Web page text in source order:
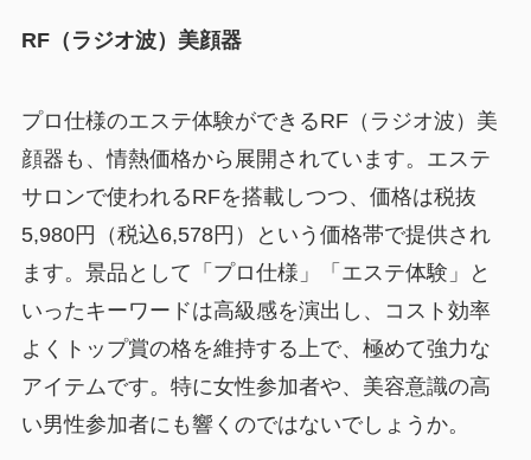
RF（ラジオ波）美顔器
プロ仕様のエステ体験ができるRF（ラジオ波）美
顔器も、情熱価格から展開されています。エステ
サロンで使われるRFを搭載しつつ、価格は税抜
5,980円（税込6,578円）という価格帯で提供され
ます。景品として「プロ仕様」「エステ体験」と
いったキーワードは高級感を演出し、コスト効率
よくトップ賞の格を維持する上で、極めて強力な
アイテムです。特に女性参加者や、美容意識の高
い男性参加者にも響くのではないでしょうか。